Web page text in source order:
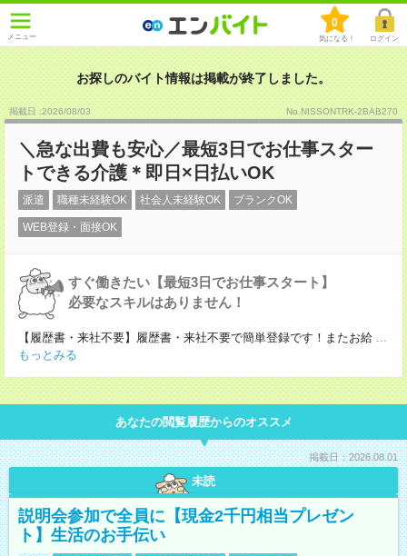
メニュー
0
気になる！ ログイン
お探しのバイト情報は掲載が終了しました。
掲載日 :2026/08/03 No.NISSONTRK-2BAB270
＼急な出費も安心／最短3日でお仕事スター
トできる介護＊即日×日払いOK
派遣 職種未経験OK 社会人未経験OK ブランクOK
WEB登録・面接OK
すぐ働きたい【最短3日でお仕事スタート】
必要なスキルはありません！
【履歴書・来社不要】履歴書・来社不要で簡単登録です！またお給 ...
もっとみる
あなたの閲覧履歴からのオススメ
掲載日：2026.08.01
未読
説明会参加で全員に【現金2千円相当プレゼン
ト】生活のお手伝い